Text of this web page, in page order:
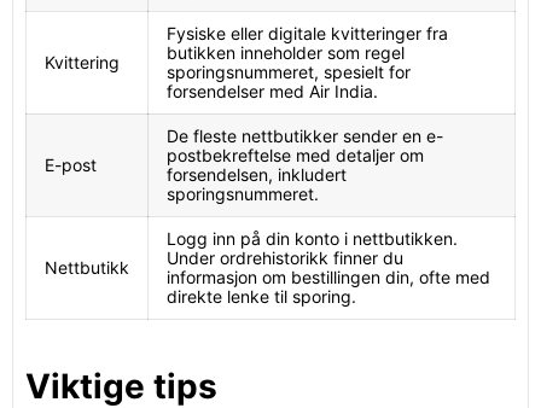
Kvittering
Fysiske eller digitale kvitteringer fra
butikken inneholder som regel
sporingsnummeret, spesielt for
forsendelser med Air India.
E-post
De fleste nettbutikker sender en e-
postbekreftelse med detaljer om
forsendelsen, inkludert
sporingsnummeret.
Nettbutikk
Logg inn på din konto i nettbutikken.
Under ordrehistorikk finner du
informasjon om bestillingen din, ofte med
direkte lenke til sporing.
Viktige tips